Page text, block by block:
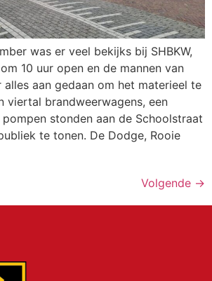
was er veel bekijks bij SHBKW,
10 uur open en de mannen van
alles aan gedaan om het materieel te
viertal brandweerwagens, een
stonden aan de Schoolstraat
te tonen. De Dodge, Rooie
Volgende →